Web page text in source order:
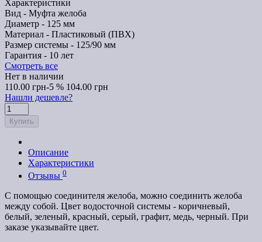
Характеристики
Вид - Муфта желоба
Диаметр - 125 мм
Материал - Пластиковый (ПВХ)
Размер системы - 125/90 мм
Гарантия - 10 лет
Смотреть все
Нет в наличии
110.00 грн-5 % 104.00 грн
Нашли дешевле?
Купить
Описание
Характеристики
Отзывы 0
С помощью соединителя желоба, можно соединить желоба
между собой. Цвет водосточной системы - коричневый,
белый, зеленый, красный, серый, графит, медь, черный. При
заказе указывайте цвет.